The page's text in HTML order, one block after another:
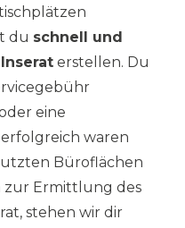
du schnell und
erstellen. Du
eine
waren
Büroflächen
zur Ermittlung des
stehen wir dir